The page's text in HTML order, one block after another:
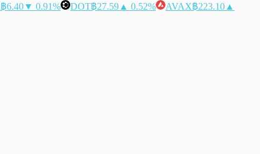
฿6.40▼ 0.91% DOT฿27.59 ▲ 0.52% AVAX฿223.10 ▲